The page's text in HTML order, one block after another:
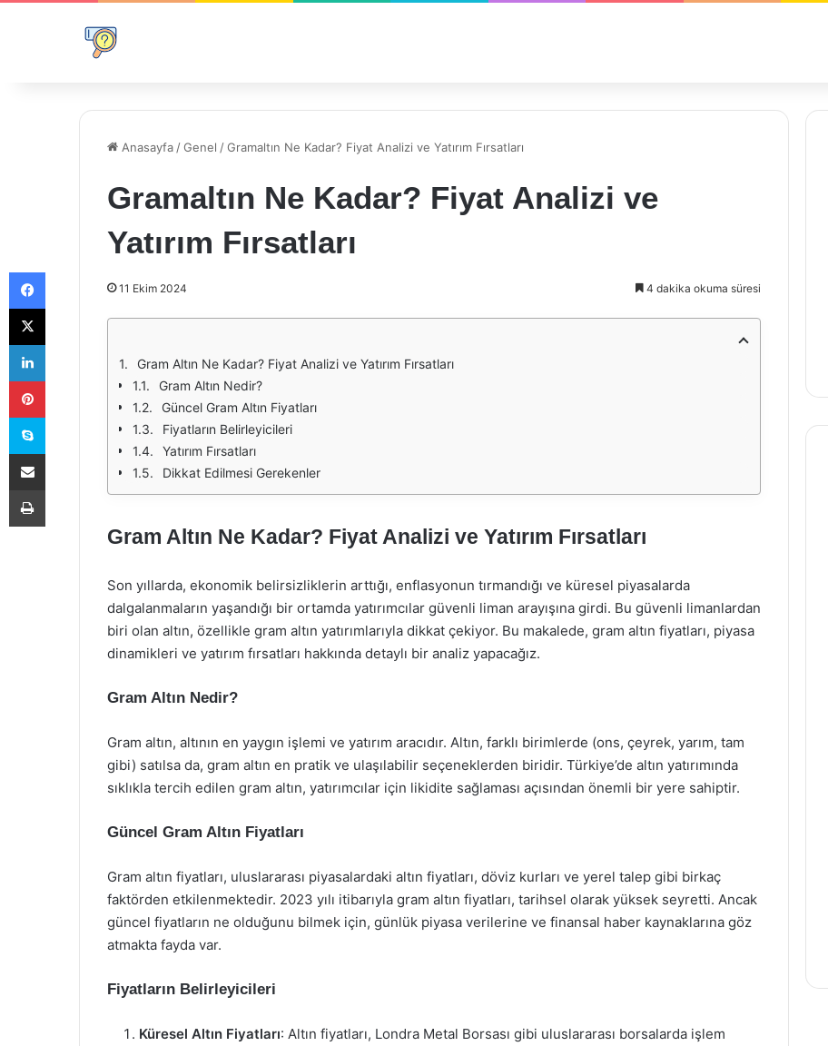
Anasayfa /Genel /Gramaltın Ne Kadar? Fiyat Analizi ve Yatırım Fırsatları
Gramaltın Ne Kadar? Fiyat Analizi ve
Yatırım Fırsatları
11 Ekim 2024 4 dakika okuma süresi
Gram Altın Ne Kadar? Fiyat Analizi ve Yatırım Fırsatları
Gram Altın Nedir?
Güncel Gram Altın Fiyatları
Fiyatların Belirleyicileri
Yatırım Fırsatları
Dikkat Edilmesi Gerekenler
Gram Altın Ne Kadar? Fiyat Analizi ve Yatırım Fırsatları
Son yıllarda, ekonomik belirsizliklerin arttığı, enflasyonun tırmandığı ve küresel piyasalarda
dalgalanmaların yaşandığı bir ortamda yatırımcılar güvenli liman arayışına girdi. Bu güvenli limanlardan
biri olan altın, özellikle gram altın yatırımlarıyla dikkat çekiyor. Bu makalede, gram altın fiyatları, piyasa
dinamikleri ve yatırım fırsatları hakkında detaylı bir analiz yapacağız.
Gram Altın Nedir?
Gram altın, altının en yaygın işlemi ve yatırım aracıdır. Altın, farklı birimlerde (ons, çeyrek, yarım, tam
gibi) satılsa da, gram altın en pratik ve ulaşılabilir seçeneklerden biridir. Türkiye’de altın yatırımında
sıklıkla tercih edilen gram altın, yatırımcılar için likidite sağlaması açısından önemli bir yere sahiptir.
Güncel Gram Altın Fiyatları
Gram altın fiyatları, uluslararası piyasalardaki altın fiyatları, döviz kurları ve yerel talep gibi birkaç
faktörden etkilenmektedir. 2023 yılı itibarıyla gram altın fiyatları, tarihsel olarak yüksek seyretti. Ancak
güncel fiyatların ne olduğunu bilmek için, günlük piyasa verilerine ve finansal haber kaynaklarına göz
atmakta fayda var.
Fiyatların Belirleyicileri
Küresel Altın Fiyatları: Altın fiyatları, Londra Metal Borsası gibi uluslararası borsalarda işlem
Facebook
X
LinkedIn
Pinterest
Skype
E-Posta ile paylaş